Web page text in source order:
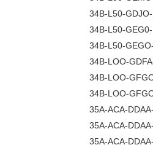
34B-L50-
34B-L50-
34B-L50-
34B-LOO-
34B-LOO-
34B-LOO-
35A-ACA-
35A-ACA-
35A-ACA-